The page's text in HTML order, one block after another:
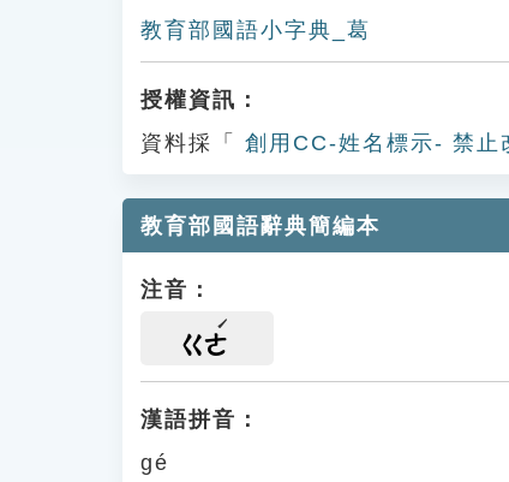
教育部國語小字典_葛
授權資訊：
資料採「
創用CC-姓名標示- 禁止
教育部國語辭典簡編本
注音：
ㄍㄜ
漢語拼音：
gé